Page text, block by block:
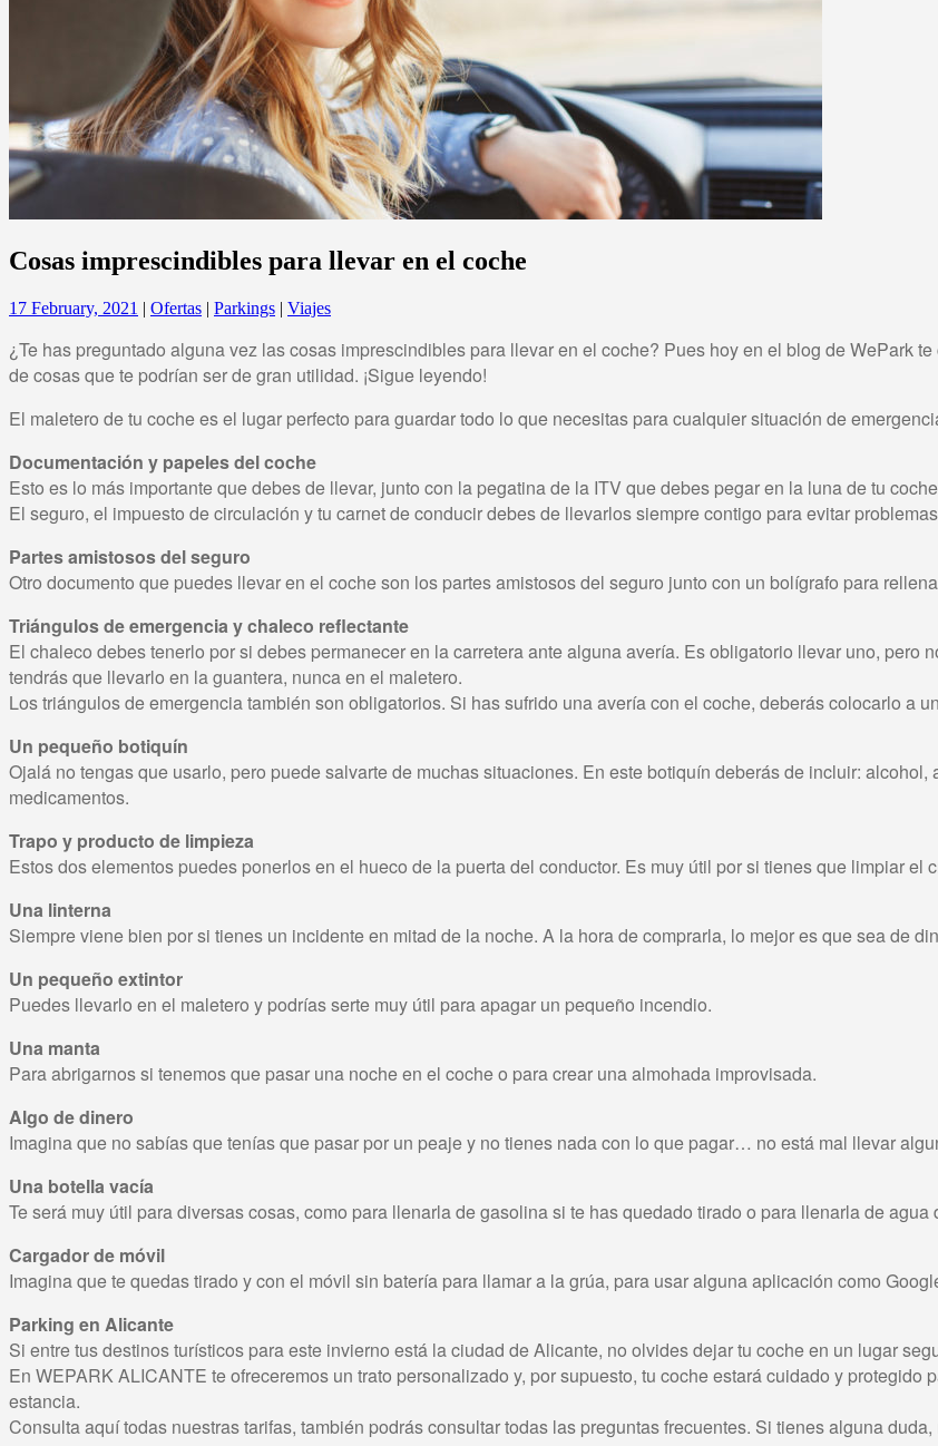
Cosas imprescindibles para llevar en el coche
17 February, 2021 | Ofertas | Parkings | Viajes
¿Te has preguntado alguna vez las cosas imprescindibles para llevar en el coche? Pues hoy en el blog de WePark
de cosas que te podrían ser de gran utilidad. ¡Sigue leyendo!
El maletero de tu coche es el lugar perfecto para guardar todo lo que necesitas para cualquier situación de
Documentación y papeles del coche
Esto es lo más importante que debes de llevar, junto con la pegatina de la ITV que debes pegar en la luna de tu
El seguro, el impuesto de circulación y tu carnet de conducir debes de llevarlos siempre contigo para evitar
Partes amistosos del seguro
Otro documento que puedes llevar en el coche son los partes amistosos del seguro junto con un bolígrafo para
Triángulos de emergencia y chaleco reflectante
El chaleco debes tenerlo por si debes permanecer en la carretera ante alguna avería. Es obligatorio llevar uno, pero
tendrás que llevarlo en la guantera, nunca en el maletero.
Los triángulos de emergencia también son obligatorios. Si has sufrido una avería con el coche, deberás colocarlo a
Un pequeño botiquín
Ojalá no tengas que usarlo, pero puede salvarte de muchas situaciones. En este botiquín deberás de incluir:
medicamentos.
Trapo y producto de limpieza
Estos dos elementos puedes ponerlos en el hueco de la puerta del conductor. Es muy útil por si tienes que limpiar
Una linterna
Siempre viene bien por si tienes un incidente en mitad de la noche. A la hora de comprarla, lo mejor es que sea de
Un pequeño extintor
Puedes llevarlo en el maletero y podrías serte muy útil para apagar un pequeño incendio.
Una manta
Para abrigarnos si tenemos que pasar una noche en el coche o para crear una almohada improvisada.
Algo de dinero
Imagina que no sabías que tenías que pasar por un peaje y no tienes nada con lo que pagar… no está mal llevar
Una botella vacía
Te será muy útil para diversas cosas, como para llenarla de gasolina si te has quedado tirado o para llenarla de agua
Cargador de móvil
Imagina que te quedas tirado y con el móvil sin batería para llamar a la grúa, para usar alguna aplicación como
Parking en Alicante
Si entre tus destinos turísticos para este invierno está la ciudad de Alicante, no olvides dejar tu coche en un lugar
En WEPARK ALICANTE te ofreceremos un trato personalizado y, por supuesto, tu coche estará cuidado y
estancia.
Consulta aquí todas nuestras tarifas, también podrás consultar todas las preguntas frecuentes. Si tienes alguna